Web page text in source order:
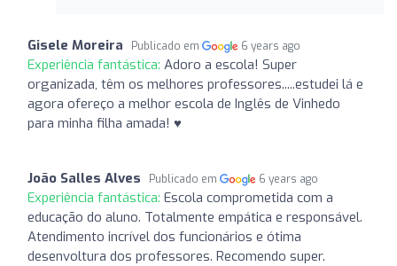
Gisele Moreira Publicado em 6 years ago
Experiência fantástica: Adoro a escola! Super
organizada, têm os melhores professores.....estudei lá e
agora ofereço a melhor escola de Inglês de Vinhedo
para minha filha amada! ♥️
João Salles Alves Publicado em 6 years ago
Experiência fantástica: Escola comprometida com a
educação do aluno. Totalmente empática e responsável.
Atendimento incrível dos funcionários e ótima
desenvoltura dos professores. Recomendo super.